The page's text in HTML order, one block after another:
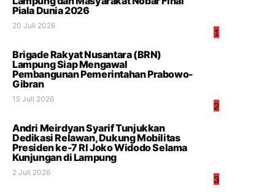
1
Piala Dunia 2026
20 Juli 2026
2
Brigade Rakyat Nusantara (BRN)
Lampung Siap Mengawal
Pembangunan Pemerintahan Prabowo-
Gibran
15 Juli 2026
3
Andri Meirdyan Syarif Tunjukkan
Dedikasi Relawan, Dukung Mobilitas
Presiden ke-7 RI Joko Widodo Selama
Kunjungan di Lampung
2 Juli 2026